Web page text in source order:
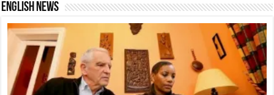
English News